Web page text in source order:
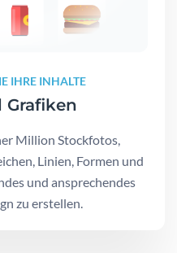
IHRE INHALTE
Grafiken
Million Stockfotos,
Linien, Formen und
und ansprechendes
zu erstellen.